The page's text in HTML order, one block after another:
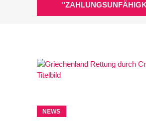
NEWS